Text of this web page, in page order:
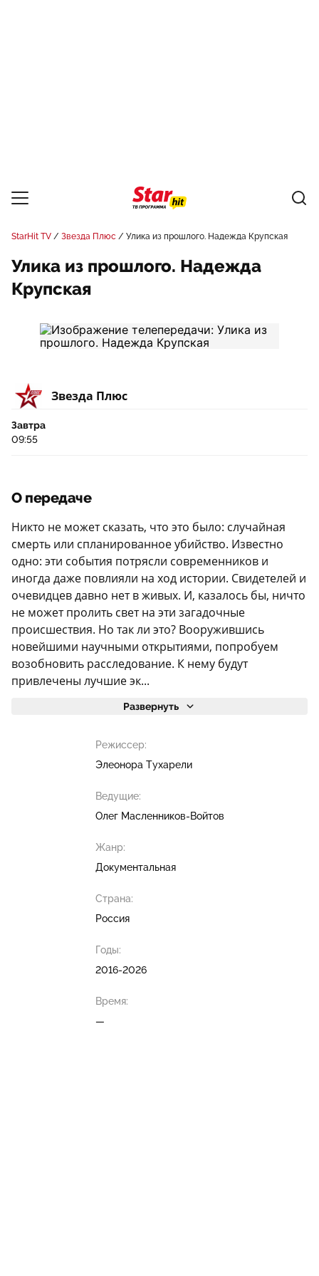
StarHit TV Звезда Плюс Улика из прошлого. Надежда Крупская
Улика из прошлого. Надежда
Крупская
Звезда Плюс
Завтра
09:55
О передаче
Никто не может сказать, что это было: случайная
смерть или спланированное убийство. Известно
одно: эти события потрясли современников и
иногда даже повлияли на ход истории. Свидетелей и
очевидцев давно нет в живых. И, казалось бы, ничто
не может пролить свет на эти загадочные
происшествия. Но так ли это? Вооружившись
новейшими научными открытиями, попробуем
возобновить расследование. К нему будут
привлечены лучшие эк...
Развернуть
Режиссер:
Элеонора Тухарели
Ведущие:
Олег Масленников-Войтов
Жанр:
Документальная
Страна:
Россия
Годы:
2016-2026
Время:
—